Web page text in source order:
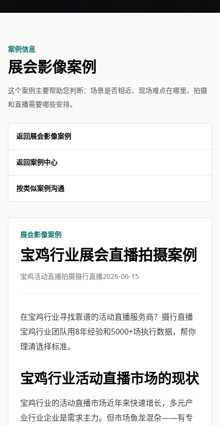
案例信息
展会影像案例
这个案例主要帮助您判断：场景是否相近、现场难点在哪里、拍摄
和直播需要哪些安排。
返回展会影像案例
返回案例中心
按类似案例沟通
展会影像案例
宝鸡行业展会直播拍摄案例
宝鸡活动直播拍摄摄行直播2026-06-15
在宝鸡行业寻找靠谱的活动直播服务商？摄行直播
宝鸡行业团队用8年经验和5000+场执行数据，帮你
理清选择标准。
宝鸡行业活动直播市场的现状
宝鸡行业的活动直播市场近年来快速增长，多元产
业行业企业是需求主力。但市场鱼龙混杂——有专